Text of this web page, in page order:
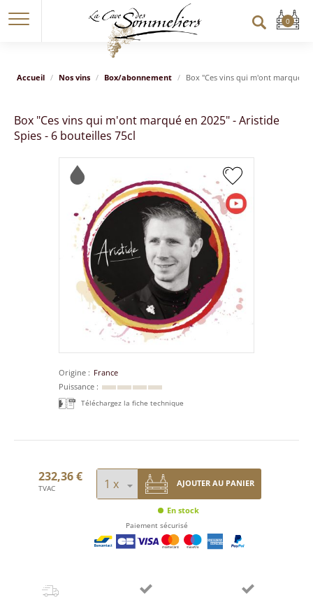
Accueil Nos vins Box/abonnement Box "Ces vins qui m'ont marqué
Box "Ces vins qui m'ont marqué en 2025" - Aristide
Spies - 6 bouteilles 75cl
Origine
France
Puissance
Téléchargez la fiche technique
232,36 €
TVAC
AJOUTER AU PANIER
En stock
Paiement sécurisé